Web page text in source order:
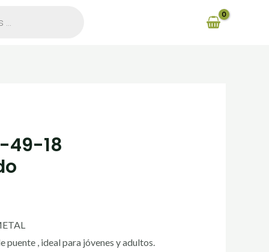
49-18
, ideal para jóvenes y adultos.